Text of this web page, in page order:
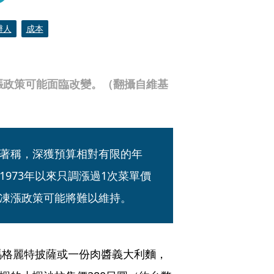
策可能面臨改變。（翻攝自維基
成本
稱，深獲預算相對有限的年
年以來只調漲過1次菜單價
漲政策可能將難以維持。
麗特披薩或一份肉醬義大利麵，